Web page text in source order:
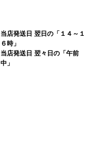
当店発送日 翌日の「１４～１
６時」
当店発送日 翌々日の「午前
中」